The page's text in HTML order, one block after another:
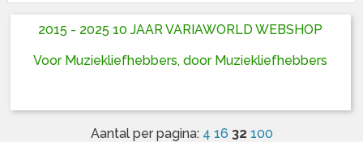
2015 - 2025 10 JAAR VARIAWORLD WEBSHOP
Voor Muziekliefhebbers, door Muziekliefhebbers
Aantal per pagina: 4 16 32 100